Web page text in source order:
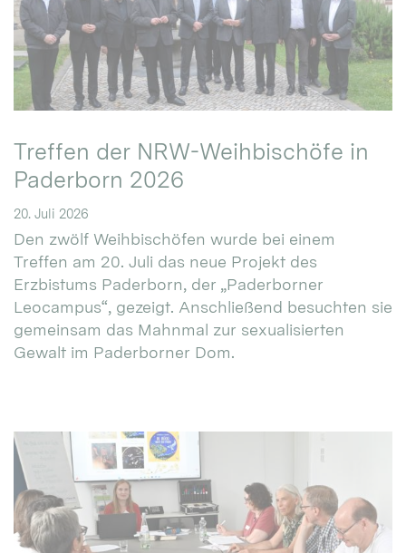
Treffen der NRW-Weihbischöfe in
Paderborn 2026
20. Juli 2026
Den zwölf Weihbischöfen wurde bei einem
Treffen am 20. Juli das neue Projekt des
Erzbistums Paderborn, der „Paderborner
Leocampus“, gezeigt. Anschließend besuchten sie
gemeinsam das Mahnmal zur sexualisierten
Gewalt im Paderborner Dom.